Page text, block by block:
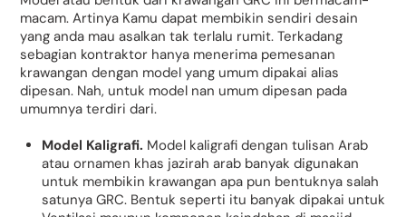
macam. Artinya Kamu dapat membikin sendiri desain
yang anda mau asalkan tak terlalu rumit. Terkadang
sebagian kontraktor hanya menerima pemesanan
krawangan dengan model yang umum dipakai alias
dipesan. Nah, untuk model nan umum dipesan pada
umumnya terdiri dari.
Model Kaligrafi. Model kaligrafi dengan tulisan Arab
atau ornamen khas jazirah arab banyak digunakan
untuk membikin krawangan apa pun bentuknya salah
satunya GRC. Bentuk seperti itu banyak dipakai untuk